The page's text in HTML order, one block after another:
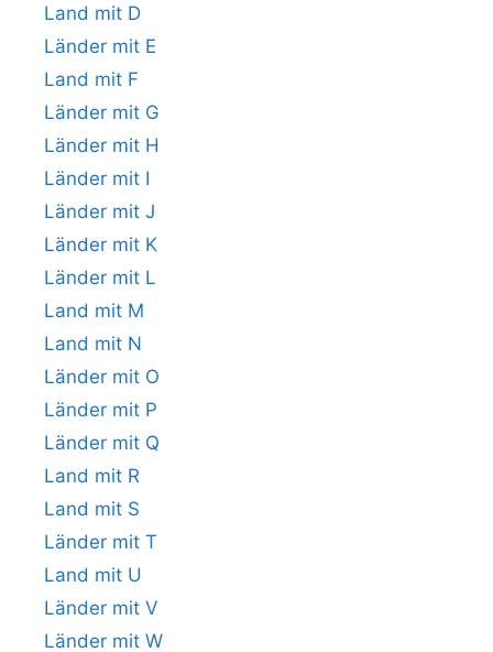
Land mit D
Länder mit E
Land mit F
Länder mit G
Länder mit H
Länder mit I
Länder mit J
Länder mit K
Länder mit L
Land mit M
Land mit N
Länder mit O
Länder mit P
Länder mit Q
Land mit R
Land mit S
Länder mit T
Land mit U
Länder mit V
Länder mit W